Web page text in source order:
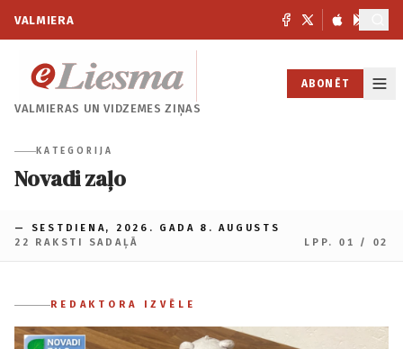
VALMIERA
VALMIERAS UNVIDZEMES ZIŅAS
ABONĒT
KATEGORIJA
Novadi zaļo
— SESTDIENA, 2026. GADA 8. AUGUSTS
22 RAKSTI SADAĻĀ
LPP. 01 / 02
REDAKTORA IZVĒLE